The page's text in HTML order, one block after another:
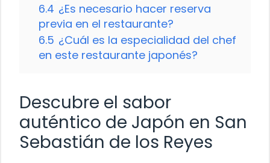
6.4 ¿Es necesario hacer reserva
previa en el restaurante?
6.5 ¿Cuál es la especialidad del chef
en este restaurante japonés?
Descubre el sabor
auténtico de Japón en San
Sebastián de los Reyes